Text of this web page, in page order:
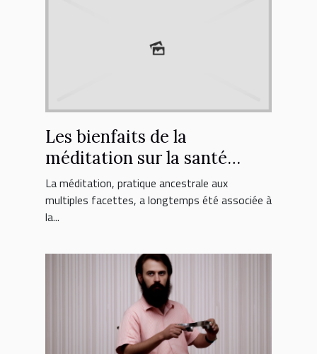
Les bienfaits de la
méditation sur la santé
sexuelle des seniors
La méditation, pratique ancestrale aux
multiples facettes, a longtemps été associée à
la...